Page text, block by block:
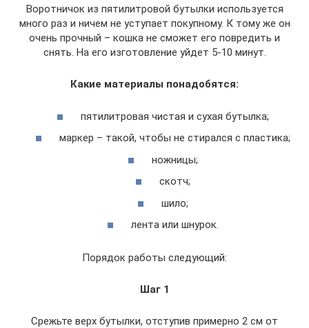
Воротничок из пятилитровой бутылки используется
много раз и ничем не уступает покупному. К тому же он
очень прочный – кошка не сможет его повредить и
снять. На его изготовление уйдет 5-10 минут.
Какие материалы понадобятся:
пятилитровая чистая и сухая бутылка;
маркер – такой, чтобы не стирался с пластика;
ножницы;
скотч;
шило;
лента или шнурок.
Порядок работы следующий:
Шаг 1
Срежьте верх бутылки, отступив примерно 2 см от